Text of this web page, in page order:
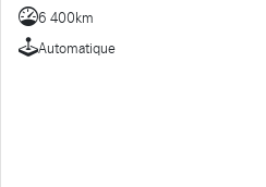
6 400km
Automatique